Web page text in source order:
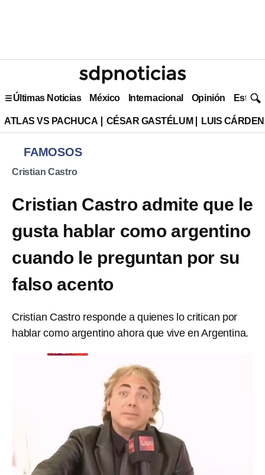
Últimas Noticias México Internacional Opinión Estilo
ATLAS VS PACHUCA CÉSAR GASTÉLUM LUIS
FAMOSOS
Cristian Castro
Cristian Castro admite que le
gusta hablar como argentino
cuando le preguntan por su
falso acento
Cristian Castro responde a quienes lo critican por
hablar como argentino ahora que vive en Argentina.